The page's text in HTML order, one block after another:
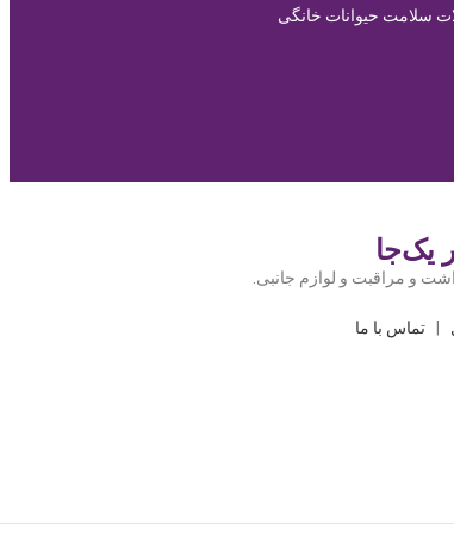
سلامت حیوانات خانگی
یک‌جا
و مراقبت و لوازم جانبی.
|تماس با ما